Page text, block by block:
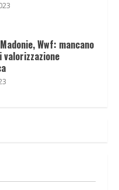
Wwf: mancano